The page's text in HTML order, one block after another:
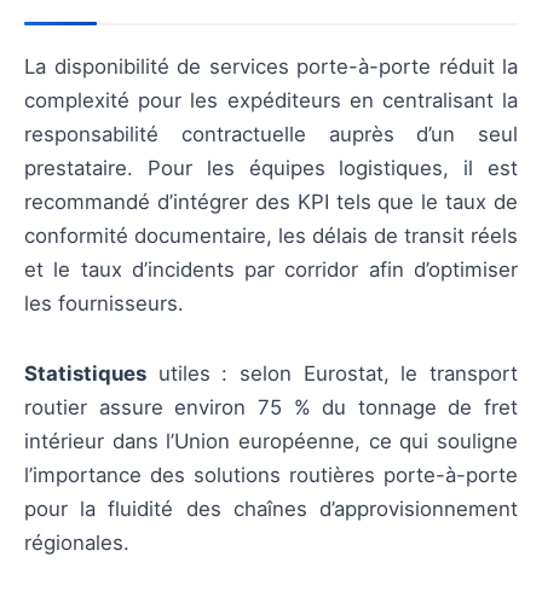
La disponibilité de services porte-à-porte réduit la
complexité pour les expéditeurs en centralisant la
responsabilité contractuelle auprès d’un seul
prestataire. Pour les équipes logistiques, il est
recommandé d’intégrer des KPI tels que le taux de
conformité documentaire, les délais de transit réels
et le taux d’incidents par corridor afin d’optimiser
les fournisseurs.
Statistiques utiles : selon Eurostat, le transport
routier assure environ 75 % du tonnage de fret
intérieur dans l’Union européenne, ce qui souligne
l’importance des solutions routières porte-à-porte
pour la fluidité des chaînes d’approvisionnement
régionales.